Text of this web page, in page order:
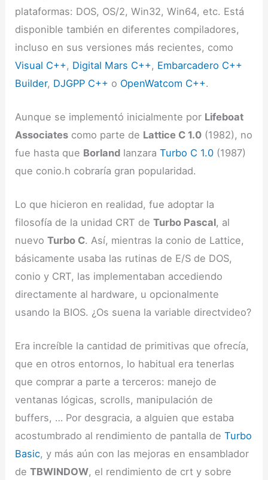
plataformas: DOS, OS/2, Win32, Win64, etc. Está
disponible también en diferentes compiladores,
incluso en sus versiones más recientes, como
Visual C++, Digital Mars C++, Embarcadero C++
Builder, DJGPP C++ o OpenWatcom C++.
Aunque se implementó inicialmente por Lifeboat
Associates como parte de Lattice C 1.0 (1982), no
fue hasta que Borland lanzaraTurbo C 1.0 (1987)
que conio.h cobraría gran popularidad.
Lo que hicieron en realidad, fue adoptar la
filosofía de la unidad CRT deTurbo Pascal, al
nuevoTurbo C. Así, mientras la conio de Lattice,
básicamente usaba las rutinas de E/S de DOS,
conio y CRT, las implementaban accediendo
directamente al hardware, u opcionalmente
usando la BIOS. ¿Os suena la variable directvideo?
Era increíble la cantidad de primitivas que ofrecía,
que en otros entornos, lo habitual era tenerlas
que comprar a parte a terceros: manejo de
ventanas lógicas, scrolls, manipulación de
buffers, … Por desgracia, a alguien que estaba
acostumbrado al rendimiento de pantalla deTurbo
Basic, y más aún con las mejoras en ensamblador
deTBWINDOW, el rendimiento de crt y sobre